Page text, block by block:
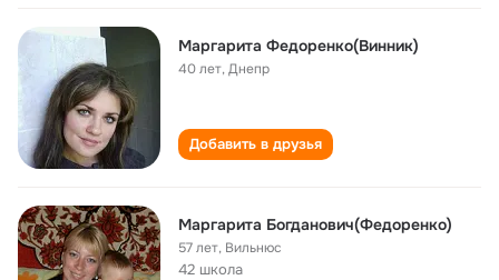
Маргарита Федоренко(Винник)
40 лет,Днепр
Добавить в друзья
Маргарита Богданович(Фeдоренко)
57 лет, Вильнюс
42 школа